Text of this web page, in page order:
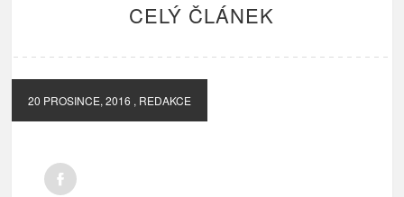
CELÝ ČLÁNEK
20 PROSINCE, 2016 , REDAKCE